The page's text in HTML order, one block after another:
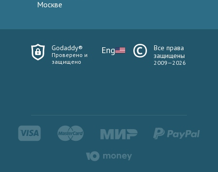
Москве
Godaddy®
Проверено и
защищено
Eng
Все права
защищены
2009—2026